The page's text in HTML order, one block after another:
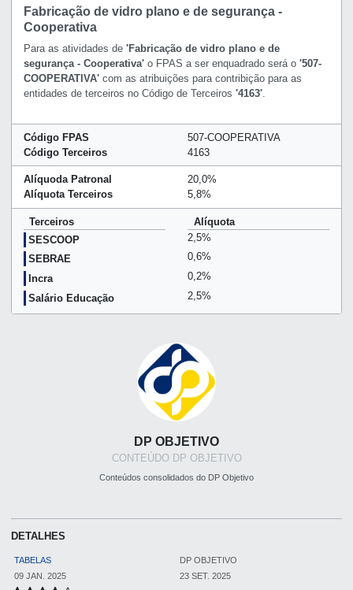
DP OBJETIVO
CONTEÚDO DP OBJETIVO
Conteúdos consolidados do DP Objetivo
DETALHES
TABELAS
DP OBJETIVO
09 JAN. 2025
23 SET. 2025
Fabricação de vidro plano e de segurança -
Cooperativa
Para as atividades de 'Fabricação de vidro plano e de
segurança - Cooperativa'o FPAS a ser enquadrado será o '507-
COOPERATIVA'com as atribuições para contribição para as
entidades de terceiros no Código de Terceiros '4163'.
Código FPAS
507-COOPERATIVA
Código Terceiros
4163
Alíquoda Patronal
20,0%
Alíquota Terceiros
5,8%
Terceiros
Alíquota
SESCOOP
2,5%
SEBRAE
0,6%
Incra
0,2%
Salário Educação
2,5%